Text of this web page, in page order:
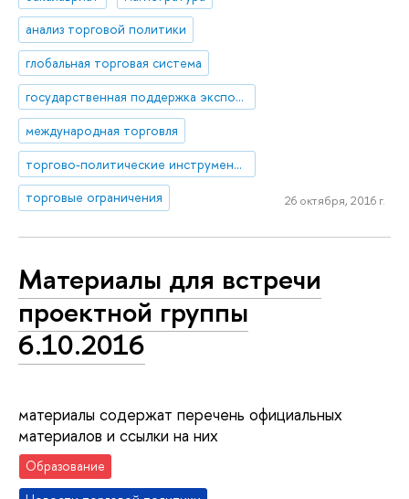
анализ торговой политики
глобальная торговая система
государственная поддержка экспорта
международная торговля
торгово-политические инструменты
торговые ограничения
26 октября, 2016 г.
Материалы для встречи
проектной группы
6.10.2016
материалы содержат перечень официальных
материалов и ссылки на них
Образование